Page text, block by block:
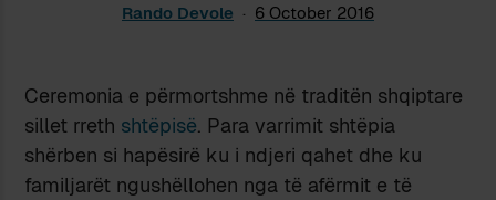
Rando Devole 6 October 2016
Ceremonia e përmortshme në traditën shqiptare
sillet rreth shtëpisë. Para varrimit shtëpia
shërben si hapësirë ku i ndjeri qahet dhe ku
familjarët ngushëllohen nga të afërmit e të